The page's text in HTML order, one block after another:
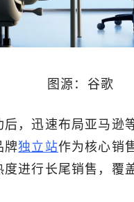
图源：谷歌
后，迅速布局亚马逊
牌独立站作为核心销
度进行长尾销售，覆